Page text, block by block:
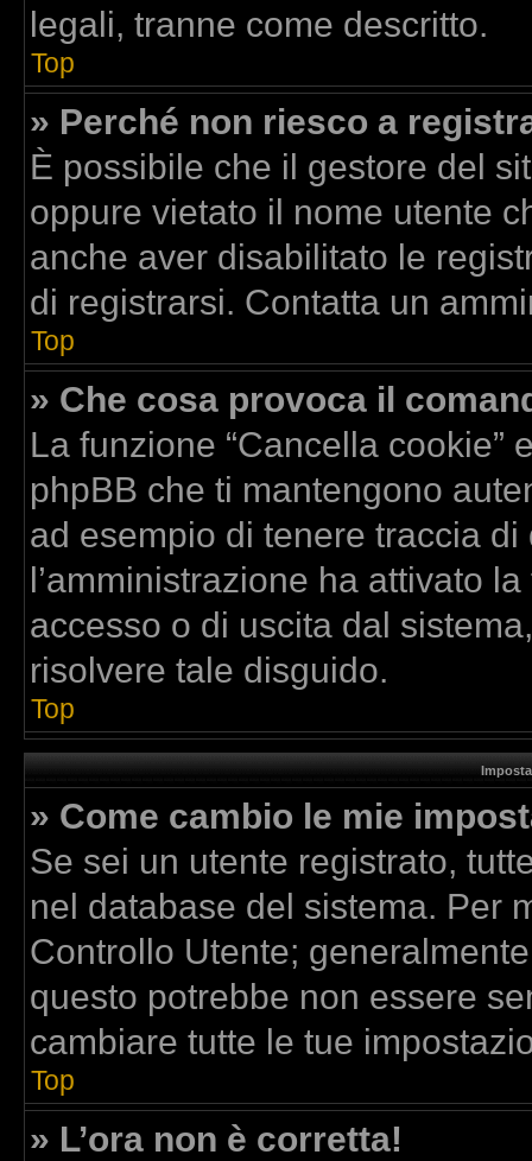
legali, tranne come descritto.
Top
» Perché non riesco a
È possibile che il gestore del
oppure vietato il nome utente
anche aver disabilitato le
di registrarsi. Contatta un
Top
» Che cosa provoca il
La funzione “Cancella
phpBB che ti mantengono
ad esempio di tenere traccia
l’amministrazione ha attivato
accesso o di uscita dal
risolvere tale disguido.
Top
» Come cambio le mie
Se sei un utente registrato,
nel database del sistema. Per
Controllo Utente;
questo potrebbe non essere
cambiare tutte le tue
Top
» L’ora non è corretta!